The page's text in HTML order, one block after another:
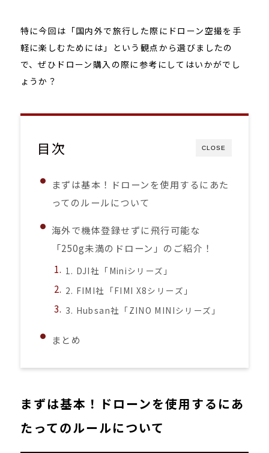
特に今回は「国内外で旅行した際にドローン空撮を手
軽に楽しむためには」という観点から選びましたの
で、ぜひドローン購入の際に参考にしてはいかがでし
ょうか？
CLOSE
目次
まずは基本！ドローンを使用するにあた
ってのルールについて
海外で機体登録せずに飛行可能な
「250g未満のドローン」のご紹介！
1. DJI社「Miniシリーズ」
2. FIMI社「FIMI X8シリーズ」
3. Hubsan社「ZINO MINIシリーズ」
まとめ
まずは基本！ドローンを使用するにあ
たってのルールについて